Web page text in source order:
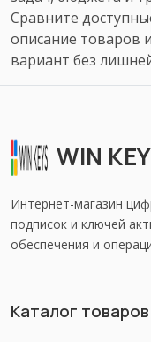
Сравните
описание товаров
вариант без
WIN
Интернет-магазин
подписок и ключей
обеспечения и
Каталог товаров